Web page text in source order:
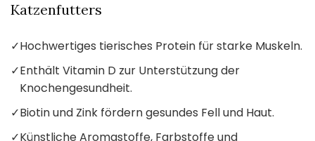
Katzenfutters
✓Hochwertiges tierisches Protein für starke Muskeln.
✓Enthält Vitamin D zur Unterstützung der
Knochengesundheit.
✓Biotin und Zink fördern gesundes Fell und Haut.
✓Künstliche Aromastoffe, Farbstoffe und